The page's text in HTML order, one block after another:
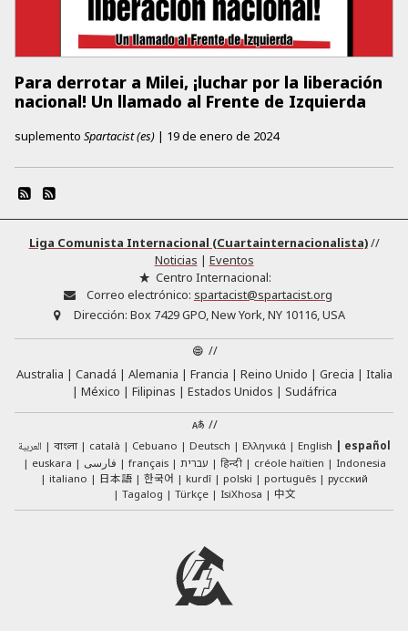
Para derrotar a Milei, ¡luchar por la liberación
nacional! Un llamado al Frente de Izquierda
suplemento Spartacist (es) | 19 de enero de 2024
Liga Comunista Internacional (Cuartainternacionalista)//
Noticias | Eventos
Centro Internacional:
Correo electrónico: spartacist@spartacist.org
Dirección: Box 7429 GPO, New York, NY 10116, USA
//
Australia
Canadá Alemania Francia Reino Unido Grecia
Italia
México
Filipinas Estados Unidos
Sudáfrica
//
العربية বাংলা català Cebuano Deutsch Ελληνικά English
español
euskara
فارسی français עברית हिन्दी créole haïtien
Indonesia
italiano
日本語 한국어 kurdî polski português
русский
Tagalog
Türkçe IsiXhosa 中文